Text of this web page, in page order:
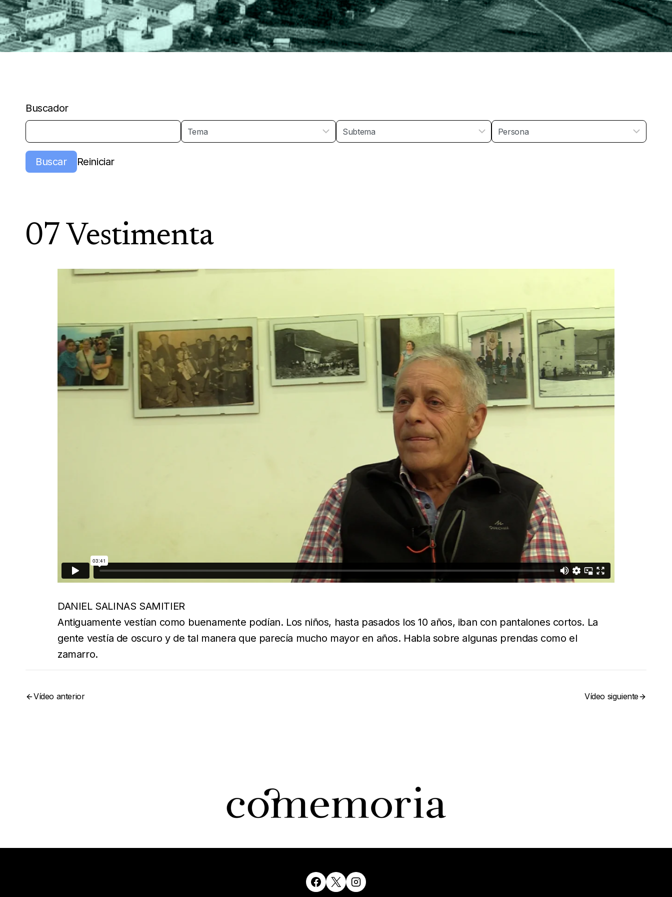
Buscador
07 Vestimenta
DANIEL SALINAS SAMITIER
Antiguamente vestían como buenamente podían. Los niños, hasta pasados los 10 años, iban con pantalones cortos. La
gente vestía de oscuro y de tal manera que parecía mucho mayor en años. Habla sobre algunas prendas como el
zamarro.
Vídeo anterior Vídeo siguiente